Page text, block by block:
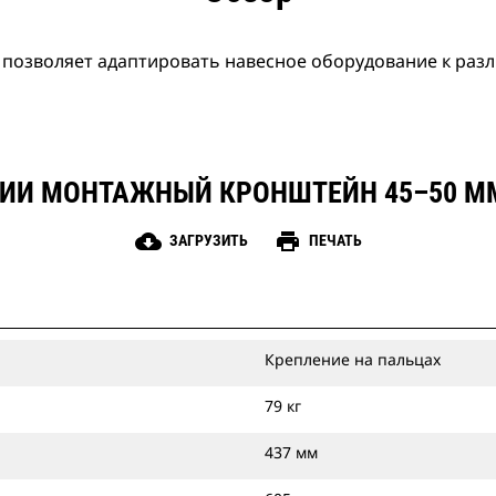
адаптировать навесное оборудование к
МОНТАЖНЫЙ КРОНШТЕЙН 45–50
cloud_download ЗАГРУЗИТЬ print ПЕЧАТЬ
Крепление на пальцах
79 кг
437 мм